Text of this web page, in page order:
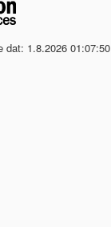
dat: 1.8.2026 01:07:50